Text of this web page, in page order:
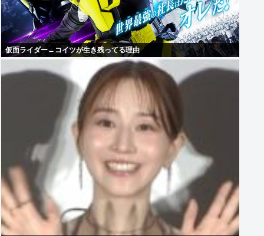
仮面ライダー←コイツが生き残ってる理由